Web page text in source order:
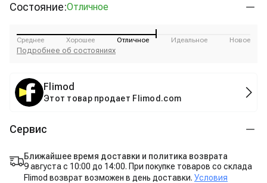
Состояние:Отличное
Среднее Хорошее Отличное Идеальное Новое
Подробнее об состояниях
Flimod
Этот товар продает Flimod.com
Сервис
Ближайшее время доставки и политика возврата
9 августа с 10:00 до 14:00. При покупке товаров со склада
Flimod возврат возможен в день доставки. Условия